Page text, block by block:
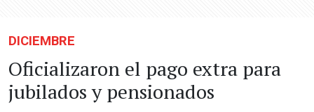
DICIEMBRE
Oficializaron el pago extra para
jubilados y pensionados